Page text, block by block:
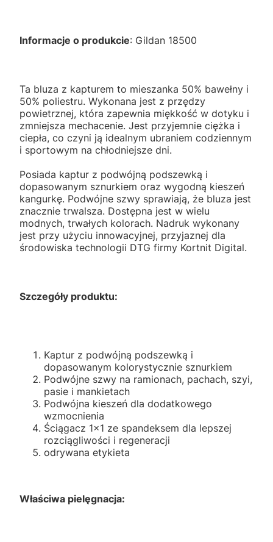
Informacje o produkcie: Gildan 18500
Ta bluza z kapturem to mieszanka 50% bawełny i
50% poliestru. Wykonana jest z przędzy
powietrznej, która zapewnia miękkość w dotyku i
zmniejsza mechacenie. Jest przyjemnie ciężka i
ciepła, co czyni ją idealnym ubraniem codziennym
i sportowym na chłodniejsze dni.
Posiada kaptur z podwójną podszewką i
dopasowanym sznurkiem oraz wygodną kieszeń
kangurkę. Podwójne szwy sprawiają, że bluza jest
znacznie trwalsza. Dostępna jest w wielu
modnych, trwałych kolorach. Nadruk wykonany
jest przy użyciu innowacyjnej, przyjaznej dla
środowiska technologii DTG firmy Kortnit Digital.
Szczegóły produktu:
Kaptur z podwójną podszewką i
dopasowanym kolorystycznie sznurkiem
Podwójne szwy na ramionach, pachach, szyi,
pasie i mankietach
Podwójna kieszeń dla dodatkowego
wzmocnienia
Ściągacz 1x1 ze spandeksem dla lepszej
rozciągliwości i regeneracji
odrywana etykieta
Właściwa pielęgnacja: